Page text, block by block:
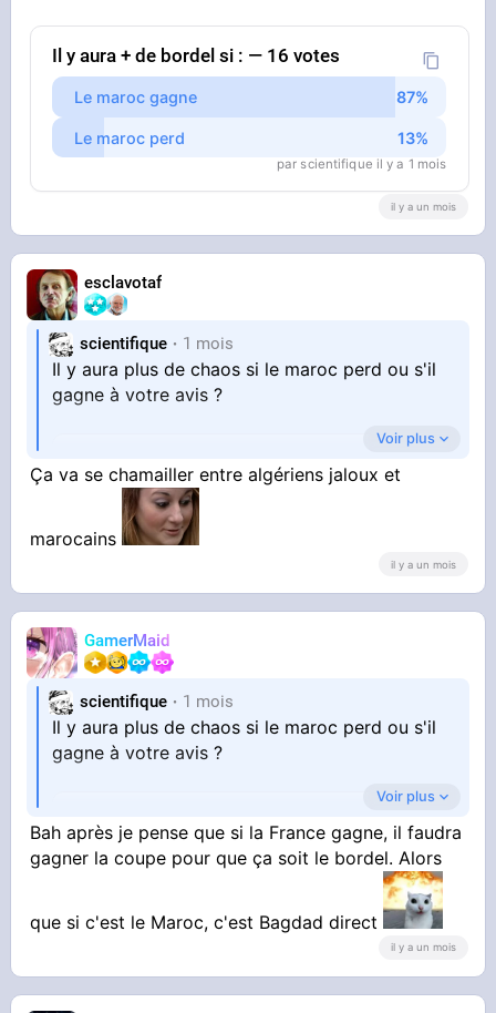
Il y aura + de bordel si : — 16 votes
Le maroc gagne
Le maroc perd
par scientifique il y a 1 mois
il y a un mois
esclavotaf
scientifique 1 mois
Il y aura plus de chaos si le maroc perd ou s'il
gagne à votre avis ?
Il y aura + de bordel si : — 16 votes
Le maroc gagne
Le maroc perd
par scientifique il y a 1 mois
Voir plus
Ça va se chamailler entre algériens jaloux et
marocains
il y a un mois
GamerMaid
scientifique 1 mois
Il y aura plus de chaos si le maroc perd ou s'il
gagne à votre avis ?
Il y aura + de bordel si : — 16 votes
Le maroc gagne
par scientifique il y a 1 mois
Voir plus
Bah après je pense que si la France gagne, il faudra
gagner la coupe pour que ça soit le bordel. Alors
que si c'est le Maroc, c'est Bagdad direct
il y a un mois